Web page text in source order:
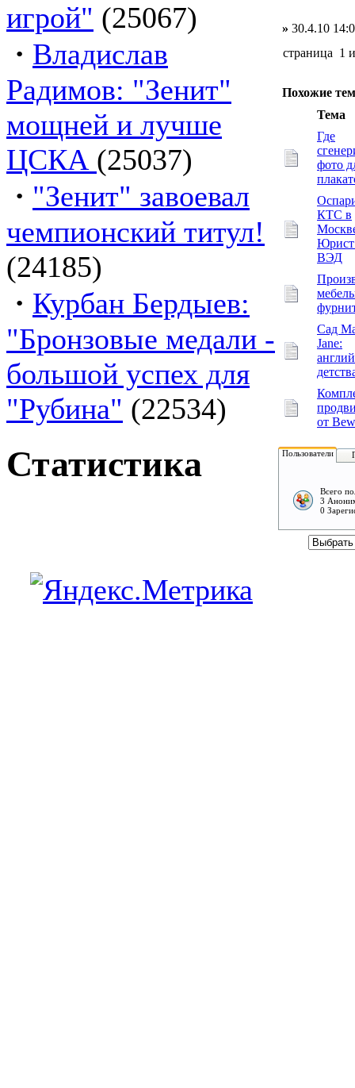
игрой" (25067)
· Владислав
Радимов: "Зенит"
мощней и лучше
ЦСКА (25037)
· "Зенит" завоевал
чемпионский титул!
(24185)
· Курбан Бердыев:
"Бронзовые медали -
большой успех для
"Рубина" (22534)
Статистика
» 30.4.10
страница 1
Похожие
Тема
Где
фото
КТС в
ВЭД
Сад
Jane:
от
Пользователи
Всего
3
0